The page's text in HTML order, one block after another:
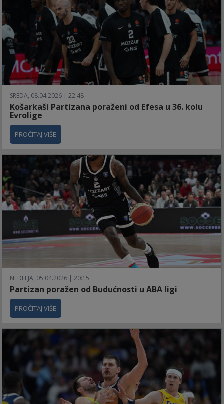
SREDA, 08.04.2026 | 22:48
Košarkaši Partizana poraženi od Efesa u 36. kolu
Evrolige
PROČITAJ VIŠE
NEDELJA, 05.04.2026 | 20:15
Partizan poražen od Budućnosti u ABA ligi
PROČITAJ VIŠE